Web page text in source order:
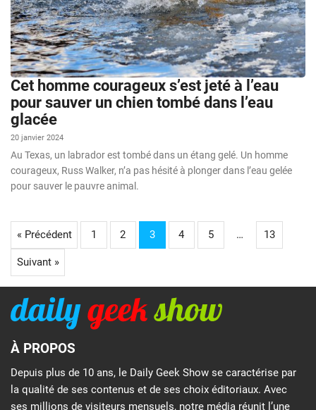
Cet homme courageux s’est jeté à l’eau
pour sauver un chien tombé dans l’eau
glacée
20 janvier 2024
Au Texas, un labrador est tombé dans un étang gelé. Un homme
courageux, Russ Walker, n’a pas hésité à plonger dans l’eau gelée
pour sauver le pauvre animal.
« Précédent 1 2 3 4 5 … 13
Suivant »
À PROPOS
Depuis plus de 10 ans, le Daily Geek Show se caractérise par
la qualité de ses contenus et de ses choix éditoriaux. Avec
ses millions de visiteurs mensuels, notre média réunit l’une